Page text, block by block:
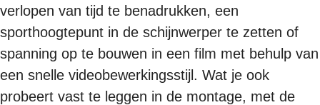
verlopen van tijd te benadrukken, een
sporthoogtepunt in de schijnwerper te zetten of
spanning op te bouwen in een film met behulp van
een snelle videobewerkingsstijl. Wat je ook
probeert vast te leggen in de montage, met de